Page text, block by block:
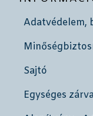
Adatvédelem,
Sajtó
Egységes